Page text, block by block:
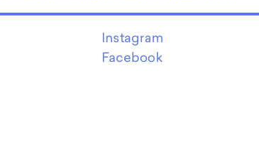
Instagram
Facebook